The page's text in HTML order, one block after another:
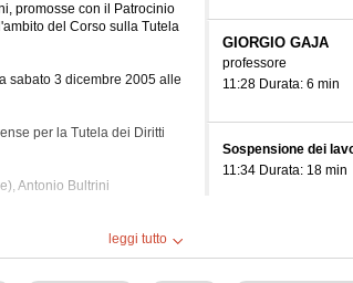
promosse con il Patrocinio
del Corso sulla Tutela
sabato 3 dicembre 2005 alle
per la Tutela dei Diritti
Antonio Bultrini
Dei Diritti Dell'uomo, Diritti
Europea.
leggi tutto
GIORGIO GAJA
professore
11:28 Durata: 6 min
Sospensione dei
11:34 Durata: 18 min